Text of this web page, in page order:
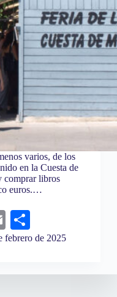
varios, de los
en la Cuesta de
comprar libros
euros.…
E
m o
pa
febrero de 2025